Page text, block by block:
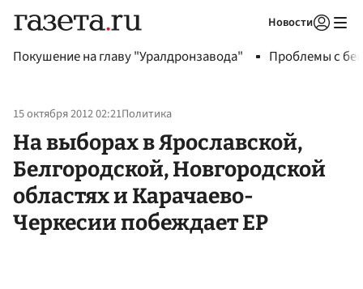
Новости
Покушение на главу "Уралдронзавода" Проблемы с
15 октября 2012 02:21Политика
На выборах в Ярославской,
Белгородской, Новгородской
областях и Карачаево-
Черкесии побеждает ЕР